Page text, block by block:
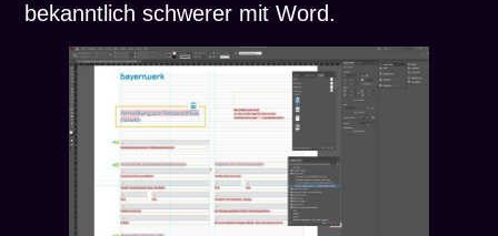
bekanntlich schwerer mit Word.